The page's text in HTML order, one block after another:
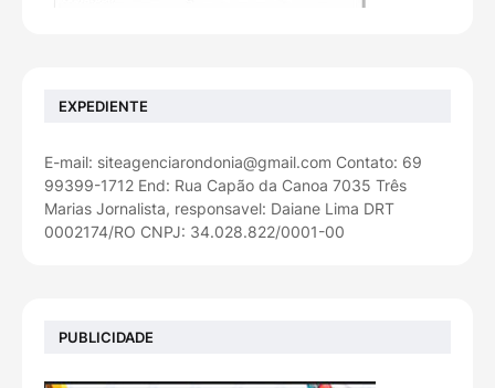
EXPEDIENTE
E-mail: siteagenciarondonia@gmail.com Contato: 69
99399-1712 End: Rua Capão da Canoa 7035 Três
Marias Jornalista, responsavel: Daiane Lima DRT
0002174/RO CNPJ: 34.028.822/0001-00
PUBLICIDADE